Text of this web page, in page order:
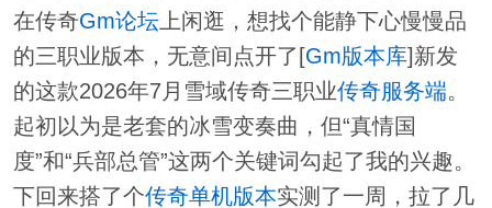
在传奇Gm论坛上闲逛，想找个能静下心慢慢品
的三职业版本，无意间点开了[Gm版本库]新发
的这款2026年7月雪域传奇三职业传奇服务端。
起初以为是老套的冰雪变奏曲，但“真情国
度”和“兵部总管”这两个关键词勾起了我的兴趣。
下回来搭了个传奇单机版本实测了一周，拉了几